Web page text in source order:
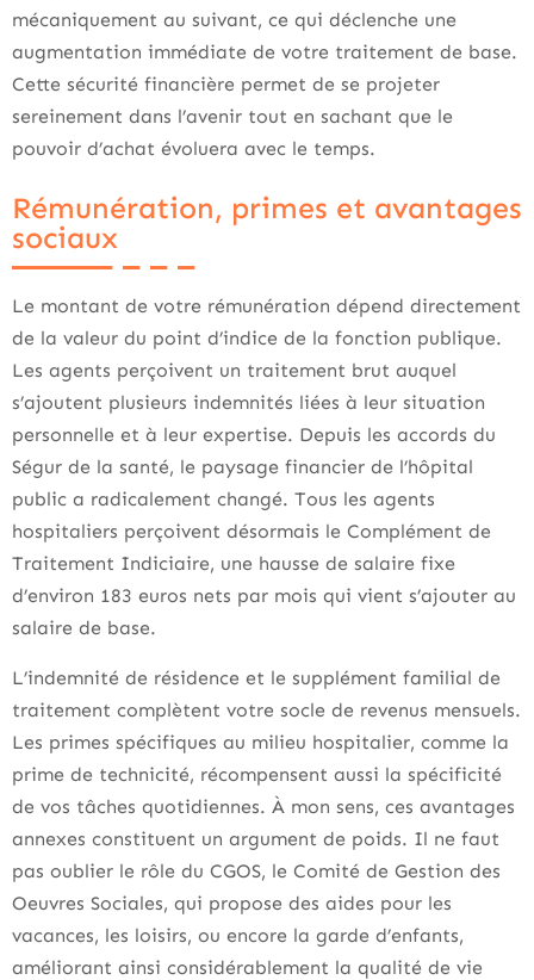
mécaniquement au suivant, ce qui déclenche une
augmentation immédiate de votre traitement de base.
Cette sécurité financière permet de se projeter
sereinement dans l’avenir tout en sachant que le
pouvoir d’achat évoluera avec le temps.
Rémunération, primes et avantages
sociaux
Le montant de votre rémunération dépend directement
de la valeur du point d’indice de la fonction publique.
Les agents perçoivent un traitement brut auquel
s’ajoutent plusieurs indemnités liées à leur situation
personnelle et à leur expertise. Depuis les accords du
Ségur de la santé, le paysage financier de l’hôpital
public a radicalement changé. Tous les agents
hospitaliers perçoivent désormais le Complément de
Traitement Indiciaire, une hausse de salaire fixe
d’environ 183 euros nets par mois qui vient s’ajouter au
salaire de base.
L’indemnité de résidence et le supplément familial de
traitement complètent votre socle de revenus mensuels.
Les primes spécifiques au milieu hospitalier, comme la
prime de technicité, récompensent aussi la spécificité
de vos tâches quotidiennes. À mon sens, ces avantages
annexes constituent un argument de poids. Il ne faut
pas oublier le rôle du CGOS, le Comité de Gestion des
Oeuvres Sociales, qui propose des aides pour les
vacances, les loisirs, ou encore la garde d’enfants,
améliorant ainsi considérablement la qualité de vie